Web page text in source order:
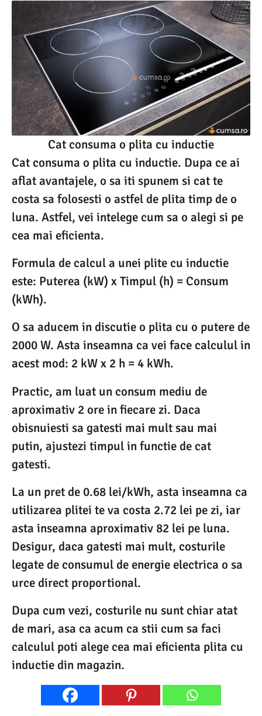
Cat consuma o plita cu inductie
Cat consuma o plita cu inductie. Dupa ce ai
aflat avantajele, o sa iti spunem si cat te
costa sa folosesti o astfel de plita timp de o
luna. Astfel, vei intelege cum sa o alegi si pe
cea mai eficienta.
Formula de calcul a unei plite cu inductie
este: Puterea (kW) x Timpul (h) = Consum
(kWh).
O sa aducem in discutie o plita cu o putere de
2000 W. Asta inseamna ca vei face calculul in
acest mod: 2 kW x 2 h = 4 kWh.
Practic, am luat un consum mediu de
aproximativ 2 ore in fiecare zi. Daca
obisnuiesti sa gatesti mai mult sau mai
putin, ajustezi timpul in functie de cat
gatesti.
La un pret de 0.68 lei/kWh, asta inseamna ca
utilizarea plitei te va costa 2.72 lei pe zi, iar
asta inseamna aproximativ 82 lei pe luna.
Desigur, daca gatesti mai mult, costurile
legate de consumul de energie electrica o sa
urce direct proportional.
Dupa cum vezi, costurile nu sunt chiar atat
de mari, asa ca acum ca stii cum sa faci
calculul poti alege cea mai eficienta plita cu
inductie din magazin.